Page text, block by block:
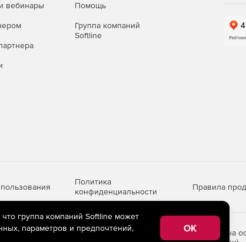
вебинары Помощь
Группа компаний
Softline
Политика
конфиденциальности
Правила
технологии предоставления информации на
группа компаний Softline может
параметров и предпочтений,
OK